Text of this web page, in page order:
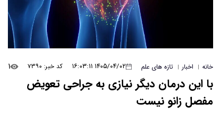
خانه | اخبار | تازه های علم ۱۴۰۵/۰۴/۰۲ ۱۶:۰۳:۱۱ کد خبر: ۷۳۹۰ ۱
با این درمان دیگر نیازی به جراحی تعویض
مفصل زانو نیست